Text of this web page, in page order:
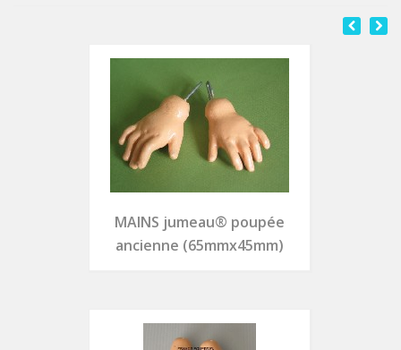
MAINS jumeau® poupée
ancienne (65mmx45mm)